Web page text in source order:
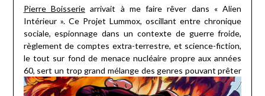
Pierre Boisseriearrivait à me faire rêver dans « Alien
Intérieur ». Ce Projet Lummox, oscillant entre chronique
sociale, espionnage dans un contexte de guerre froide,
règlement de comptes extra-terrestre, et science-fiction,
le tout sur fond de menace nucléaire propre aux années
60, sert un trop grand mélange des genres pouvant prêter